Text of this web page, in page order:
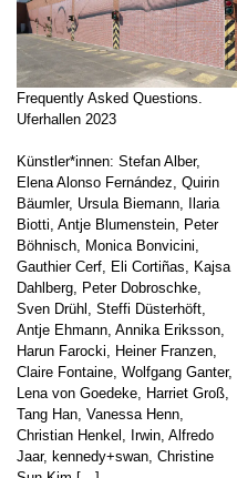
Frequently Asked Questions.
Uferhallen 2023
Künstler*innen: Stefan Alber,
Elena Alonso Fernández, Quirin
Bäumler, Ursula Biemann, Ilaria
Biotti, Antje Blumenstein, Peter
Böhnisch, Monica Bonvicini,
Gauthier Cerf, Eli Cortiñas, Kajsa
Dahlberg, Peter Dobroschke,
Sven Drühl, Steffi Düsterhöft,
Antje Ehmann, Annika Eriksson,
Harun Farocki, Heiner Franzen,
Claire Fontaine, Wolfgang Ganter,
Lena von Goedeke, Harriet Groß,
Tang Han, Vanessa Henn,
Christian Henkel, Irwin, Alfredo
Jaar, kennedy+swan, Christine